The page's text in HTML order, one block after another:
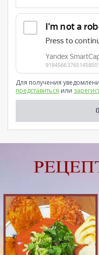
Для получения
представиться или